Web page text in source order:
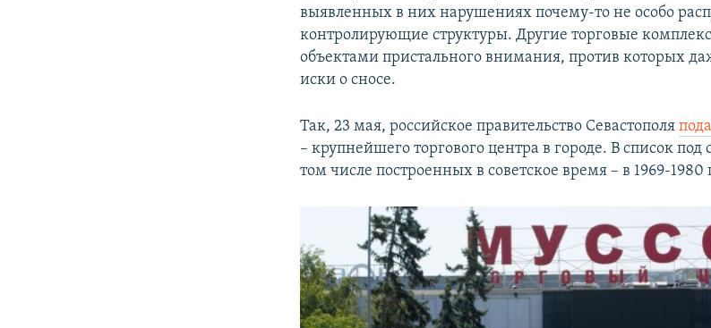
выявленных в них нарушениях почему-то не особо
контролирующие структуры. Другие торговые
объектами пристального внимания, против которых
иски о сносе.
Так, 23 мая, российское правительство Севастополя
– крупнейшего торгового центра в городе. В список под
том числе построенных в советское время – в 1969-1980